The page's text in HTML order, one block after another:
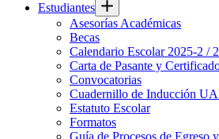
Estudiantes
Asesorías Académicas
Becas
Calendario Escolar 2025-2 /
Carta de Pasante y
Convocatorias
Cuadernillo de Inducción
Estatuto Escolar
Formatos
Guía de Procesos de Egreso